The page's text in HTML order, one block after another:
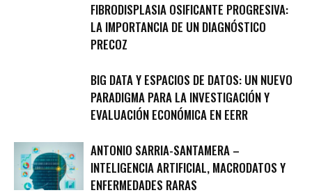
FIBRODISPLASIA OSIFICANTE PROGRESIVA:
LA IMPORTANCIA DE UN DIAGNÓSTICO
PRECOZ
BIG DATA Y ESPACIOS DE DATOS: UN NUEVO
PARADIGMA PARA LA INVESTIGACIÓN Y
EVALUACIÓN ECONÓMICA EN EERR
ANTONIO SARRIA-SANTAMERA –
INTELIGENCIA ARTIFICIAL, MACRODATOS Y
ENFERMEDADES RARAS